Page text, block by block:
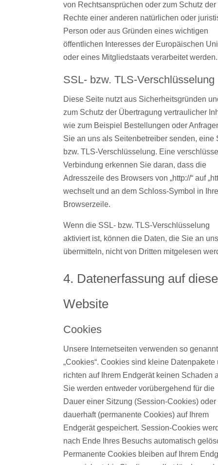
von Rechtsansprüchen oder zum Schutz der
Rechte einer anderen natürlichen oder
Person oder aus Gründen eines wichtigen
öffentlichen Interesses der Europäischen
oder eines Mitgliedstaats verarbeitet werden.
SSL- bzw. TLS-Verschlüsselung
Diese Seite nutzt aus Sicherheitsgründen
zum Schutz der Übertragung vertraulicher
wie zum Beispiel Bestellungen oder
Sie an uns als Seitenbetreiber senden, eine
bzw. TLS-Verschlüsselung. Eine
Verbindung erkennen Sie daran, dass die
Adresszeile des Browsers von „http://“ auf
wechselt und an dem Schloss-Symbol in
Browserzeile.
Wenn die SSL- bzw. TLS-Verschlüsselung
aktiviert ist, können die Daten, die Sie an uns
übermitteln, nicht von Dritten mitgelesen
4. Datenerfassung auf
Website
Cookies
Unsere Internetseiten verwenden so
„Cookies“. Cookies sind kleine Datenpakete
richten auf Ihrem Endgerät keinen Schaden
Sie werden entweder vorübergehend für die
Dauer einer Sitzung (Session-Cookies) oder
dauerhaft (permanente Cookies) auf Ihrem
Endgerät gespeichert. Session-Cookies
nach Ende Ihres Besuchs automatisch
Permanente Cookies bleiben auf Ihrem